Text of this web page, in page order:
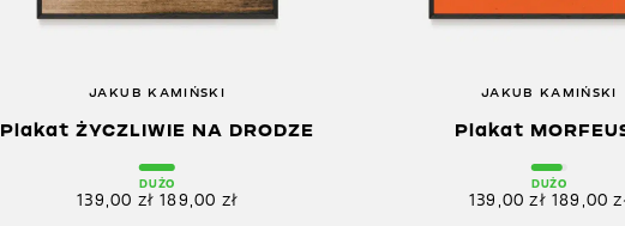
JAKUB KAMIŃSKI
Plakat ŻYCZLIWIE NA DRODZE
DUŻO
139,00 zł 189,00 zł
JAKUB KAMIŃSKI
Plakat
DUŻO
139,00zł 189,00